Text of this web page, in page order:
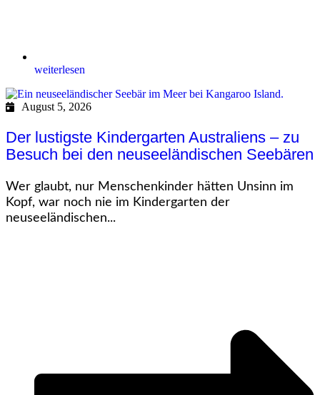
weiterlesen
August 5, 2026
Der lustigste Kindergarten Australiens – zu
Besuch bei den neuseeländischen Seebären
Wer glaubt, nur Menschenkinder hätten Unsinn im
Kopf, war noch nie im Kindergarten der
neuseeländischen...